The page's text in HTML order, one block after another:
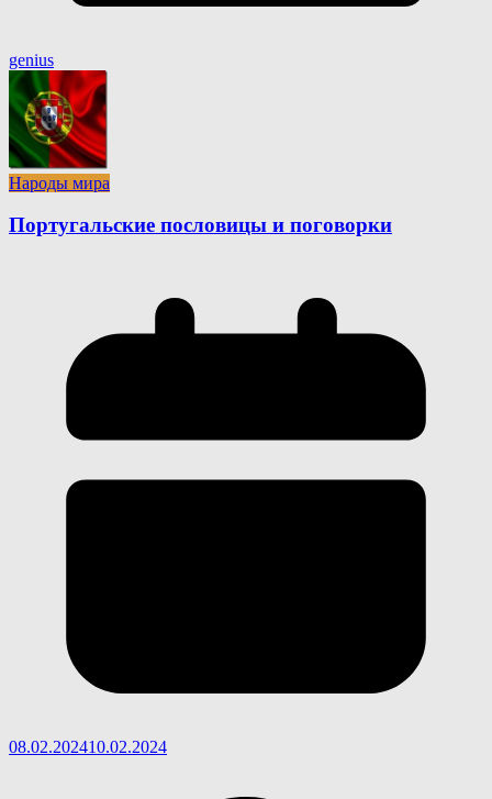
genius
Народы мира
Португальские пословицы и поговорки
08.02.202410.02.2024